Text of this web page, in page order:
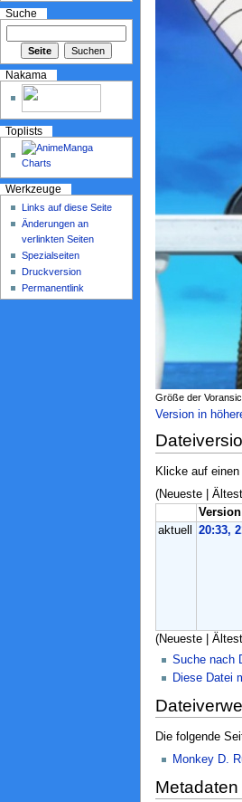
Größe der
Version in
Klicke auf
(Neueste |
aktuell
20:33,
(Neueste |
Suche nach
Diese Datei
Die folgende
Monkey D.
Metadaten
Suche
Nakama
Toplists
Werkzeuge
Links auf diese Seite
Änderungen an
verlinkten Seiten
Spezialseiten
Druckversion
Permanentlink